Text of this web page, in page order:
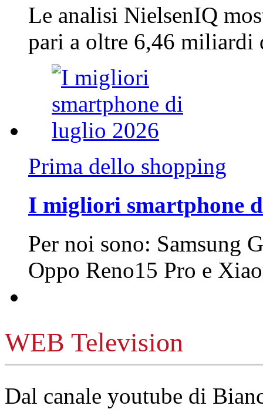
Le analisi NielsenIQ
pari a oltre 6,46
Prima dello shopping
I migliori smartphone
Per noi sono: Samsung
Oppo Reno15 Pro e
WEB Television
Dal canale youtube di